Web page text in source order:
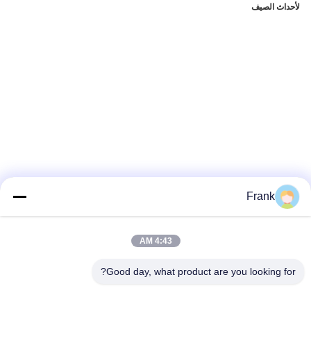
لأحداث الصيف
Frank
4:43 AM
Good day, what product are you looking for?